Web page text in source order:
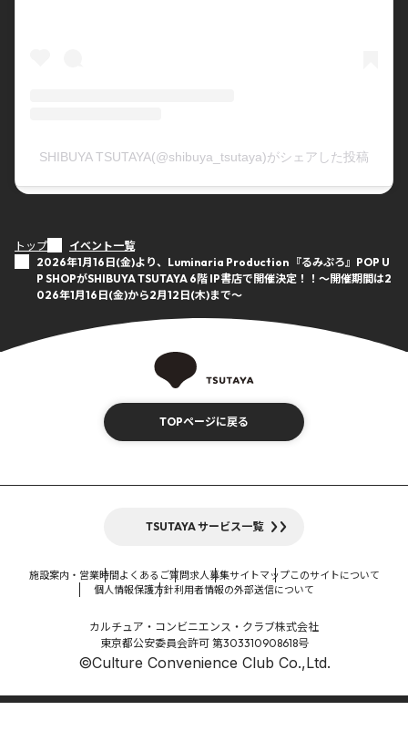
トップ
イベント一覧
2026年1月16日(金)より、Luminaria Production 『るみぷろ』POP U
P SHOPがSHIBUYA TSUTAYA 6階 IP書店で開催決定！！〜開催期間は2
026年1月16日(金)から2月12日(木)まで〜
SHIBUYA TSUTAYA(@shibuya_tsutaya)がシェアした投稿
TOPページに戻る
TSUTAYA サービス一覧
施設案内・営業時間 よくあるご質問求人募集サイトマップこのサイトについて
個人情報保護方針利用者情報の外部送信について
カルチュア・コンビニエンス・クラブ株式会社
東京都公安委員会許可 第303310908618号
©Culture Convenience Club Co.,Ltd.